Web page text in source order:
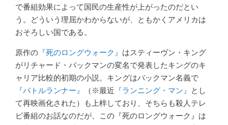
で番組効果によって国民の生産性が上がったのだとい
う。どういう理屈かわからないが、ともかくアメリカは
おそろしい国である。
原作の 『死のロングウォーク』 はスティーヴン・キング
がリチャード・バックマンの変名で発表したキングのキ
ャリア比較的初期の小説。キングはバックマン名義で
『バトルランナー』
（※最近 『ランニング・マン』 とし
て再映画化された）も上梓しており、そちらも殺人テレ
ビ番組のお話なのだが、この『死のロングウォーク』は